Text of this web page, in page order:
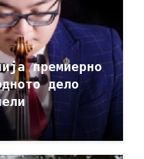
премиерно
дело